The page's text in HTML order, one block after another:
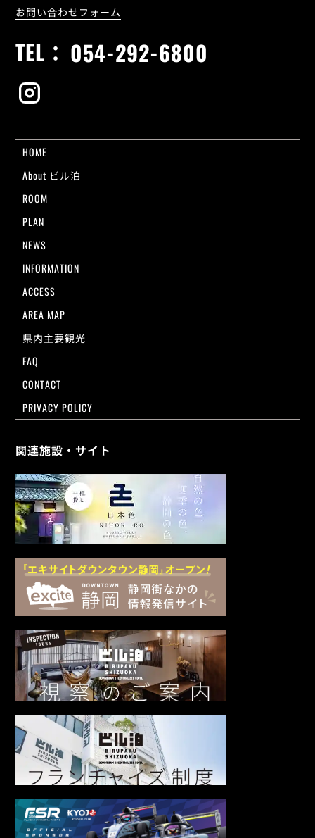
お問い合わせフォーム
TEL： 054-292-6800
HOME
About ビル泊
ROOM
PLAN
NEWS
INFORMATION
ACCESS
AREA MAP
県内主要観光
FAQ
CONTACT
PRIVACY POLICY
関連施設・サイト